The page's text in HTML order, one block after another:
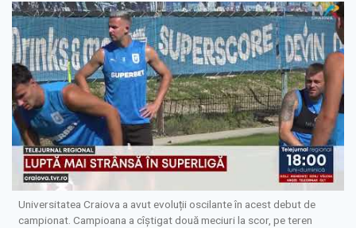
Universitatea Craiova a avut evoluții oscilante în acest debut de
campionat. Campioana a cîștigat două meciuri la scor, pe teren